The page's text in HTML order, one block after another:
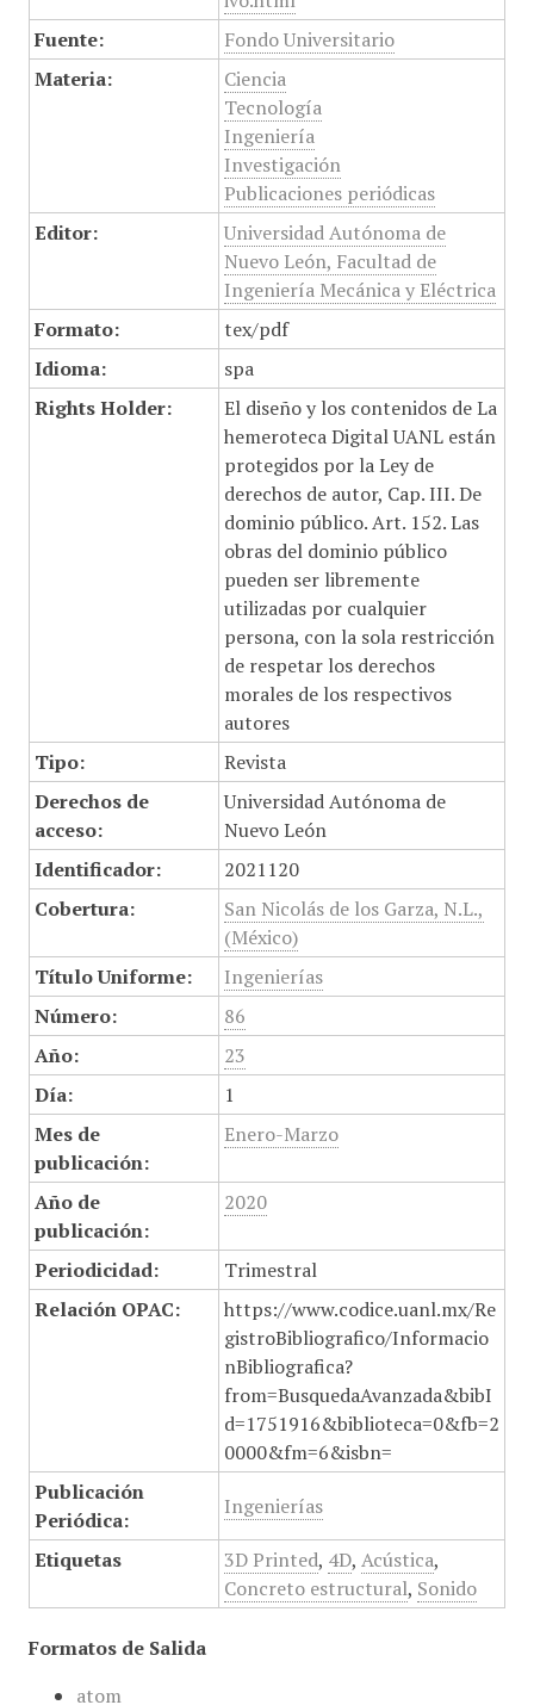
Fuente:
Fondo Universitario
Materia:
Ciencia
Tecnología
Ingeniería
Investigación
Publicaciones periódicas
Editor:
Universidad Autónoma de
Nuevo León, Facultad de
Ingeniería Mecánica y Eléctrica
Formato:
tex/pdf
Idioma:
spa
Rights Holder:
El diseño y los contenidos de La
hemeroteca Digital UANL están
protegidos por la Ley de
derechos de autor, Cap. III. De
dominio público. Art. 152. Las
obras del dominio público
pueden ser libremente
utilizadas por cualquier
persona, con la sola restricción
de respetar los derechos
morales de los respectivos
autores
Tipo:
Revista
Derechos de
acceso:
Universidad Autónoma de
Nuevo León
Identificador:
2021120
Cobertura:
San Nicolás de los Garza, N.L.,
(México)
Título Uniforme:
Ingenierías
Número:
86
Año:
23
Día:
1
Mes de
publicación:
Enero-Marzo
Año de
publicación:
2020
Periodicidad:
Trimestral
Relación OPAC:
https://www.codice.uanl.mx/Re
gistroBibliografico/Informacio
nBibliografica?
from=BusquedaAvanzada&bibI
d=1751916&biblioteca=0&fb=2
0000&fm=6&isbn=
Publicación
Periódica:
Ingenierías
Etiquetas 3D Printed, 4D, Acústica,
Concreto estructural, Sonido
Formatos de Salida
atom